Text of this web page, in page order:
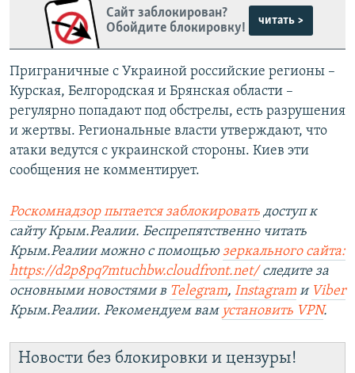
Сайт заблокирован?
Обойдите блокировку!
читать >
Приграничные с Украиной российские регионы –
Курская, Белгородская и Брянская области –
регулярно попадают под обстрелы, есть разрушения
и жертвы. Региональные власти утверждают, что
атаки ведутся с украинской стороны. Киев эти
сообщения не комментирует.
Роскомнадзор пытается заблокировать доступ к
сайту Крым.Реалии. Беспрепятственно читать
Крым.Реалии можно с помощью зеркального сайта:
https://d2p8pq7mtuchbw.cloudfront.net/следите за
основными новостями в Telegram, Instagram и Viber
Крым.Реалии. Рекомендуем вам установить VPN.
Новости без блокировки и цензуры!